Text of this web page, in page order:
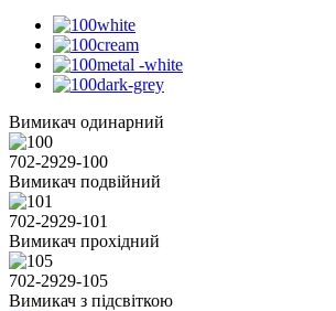
Вимикач одинарний
702-2929-100
Вимикач подвійний
702-2929-101
Вимикач прохідний
702-2929-105
Вимикач з підсвіткою